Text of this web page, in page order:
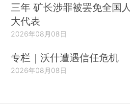
三年 矿长涉罪被罢免全国人
大代表
2026年08月08日
专栏｜沃什遭遇信任危机
2026年08月08日